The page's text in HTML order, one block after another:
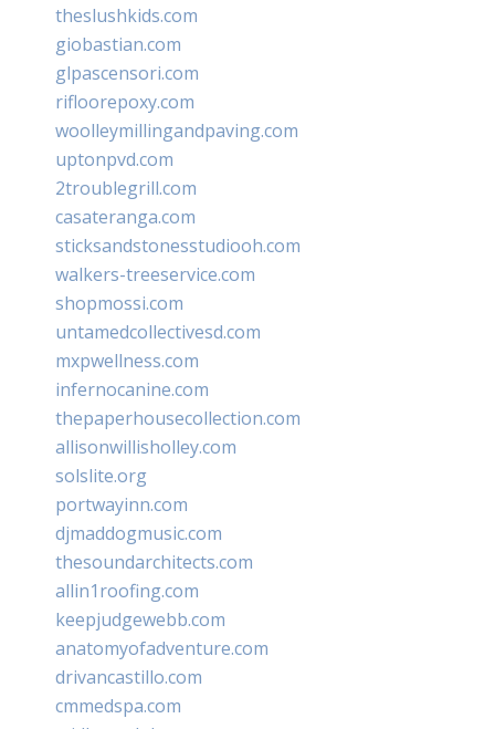
theslushkids.com
giobastian.com
glpascensori.com
rifloorepoxy.com
woolleymillingandpaving.com
uptonpvd.com
2troublegrill.com
casateranga.com
sticksandstonesstudiooh.com
walkers-treeservice.com
shopmossi.com
untamedcollectivesd.com
mxpwellness.com
infernocanine.com
thepaperhousecollection.com
allisonwillisholley.com
solslite.org
portwayinn.com
djmaddogmusic.com
thesoundarchitects.com
allin1roofing.com
keepjudgewebb.com
anatomyofadventure.com
drivancastillo.com
cmmedspa.com